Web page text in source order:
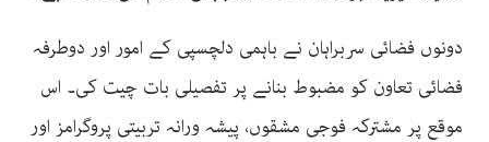
دونوں فضائی سربراہان نے باہمی دلچسپی کے امور اور دوطرفہ
فضائی تعاون کو مضبوط بنانے پر تفصیلی بات چیت کی۔ اس
موقع پر مشترکہ فوجی مشقوں، پیشہ ورانہ تربیتی پروگرامز اور